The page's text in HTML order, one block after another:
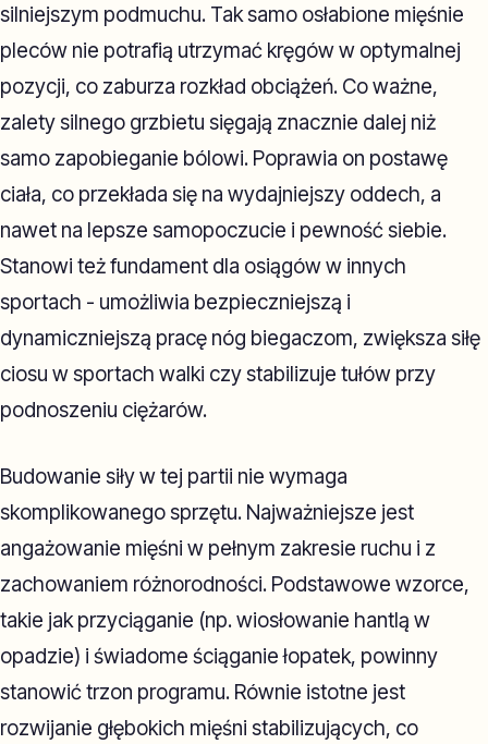
silniejszym podmuchu. Tak samo osłabione mięśnie
pleców nie potrafią utrzymać kręgów w optymalnej
pozycji, co zaburza rozkład obciążeń. Co ważne,
zalety silnego grzbietu sięgają znacznie dalej niż
samo zapobieganie bólowi. Poprawia on postawę
ciała, co przekłada się na wydajniejszy oddech, a
nawet na lepsze samopoczucie i pewność siebie.
Stanowi też fundament dla osiągów w innych
sportach - umożliwia bezpieczniejszą i
dynamiczniejszą pracę nóg biegaczom, zwiększa siłę
ciosu w sportach walki czy stabilizuje tułów przy
podnoszeniu ciężarów.
Budowanie siły w tej partii nie wymaga
skomplikowanego sprzętu. Najważniejsze jest
angażowanie mięśni w pełnym zakresie ruchu i z
zachowaniem różnorodności. Podstawowe wzorce,
takie jak przyciąganie (np. wiosłowanie hantlą w
opadzie) i świadome ściąganie łopatek, powinny
stanowić trzon programu. Równie istotne jest
rozwijanie głębokich mięśni stabilizujących, co